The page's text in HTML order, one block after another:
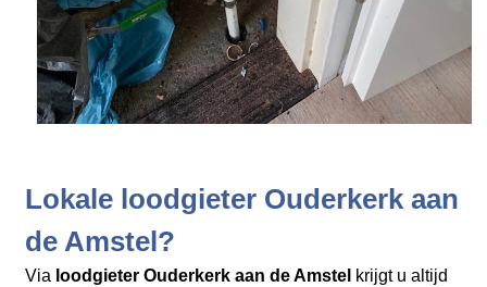
Lokale loodgieter Ouderkerk aan
de Amstel?
Via loodgieter Ouderkerk aan de Amstel krijgt u altijd